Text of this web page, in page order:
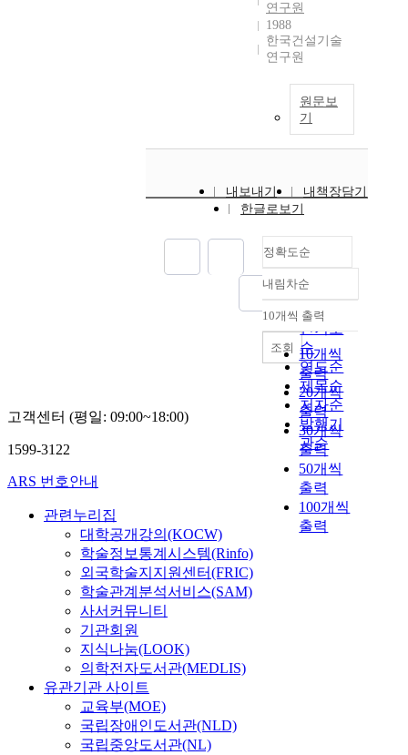
연구원
1988
한국건설기술
연구원
원문보
기
내보내기
내책장담기
한글로보기
정확도순
정확도
순
인기도
순
연도순
제목순
저자순
발행기
관순
내림차순
내림차순
10개씩 출력
10개씩
출력
20개씩
출력
30개씩
출력
50개씩
출력
100개씩
출력
조회
고객센터 (평일: 09:00~18:00)
1599-3122
ARS 번호안내
관련누리집
대학공개강의(KOCW)
학술정보통계시스템(Rinfo)
외국학술지지원센터(FRIC)
학술관계분석서비스(SAM)
사서커뮤니티
기관회원
지식나눔(LOOK)
의학전자도서관(MEDLIS)
유관기관 사이트
교육부(MOE)
국립장애인도서관(NLD)
국립중앙도서관(NL)